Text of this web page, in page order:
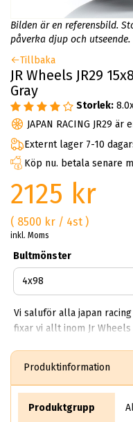
Bilden är en referensbild.
påverka djup och utseende.
Tillbaka
JR Wheels JR29
Gray
Storlek:
JAPAN RACING JR29
Externt lager 7-10
Köp nu. betala senare
2125 kr
( 8500 kr / 4st )
inkl. Moms
Bultmönster
Vi saluför alla japan
fixar vi allt inom Jr
delbetalningslösningar. Nyhet: Japan Racing-familjen växer. Se
nya Vesser Forged fälgar
smidda fälgar för hög
Produktinformation
Produktgrupp